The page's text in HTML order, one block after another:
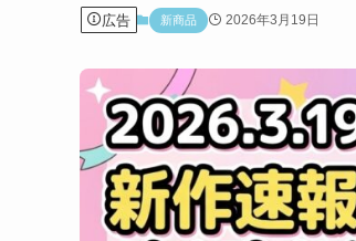
広告 新商品 2026年3月19日